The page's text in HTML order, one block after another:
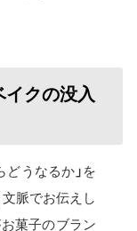
イクの没入
どうなるか」を
脈でお伝えし
菓子のブラン